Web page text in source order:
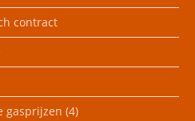
contract
gasprijzen (4)